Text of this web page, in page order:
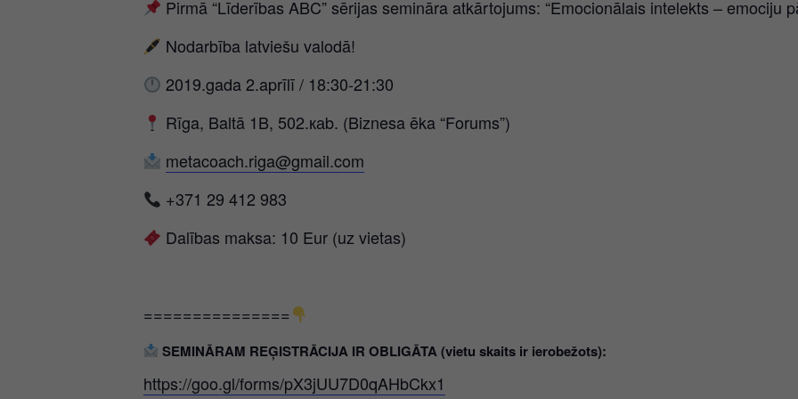
Pirmā “Līderības ABC” sērijas semināra atkārtojums: “Emocionālais intelekts – emociju
Nodarbība latviešu valodā!
2019.gada 2.aprīlī / 18:30-21:30
Rīga, Baltā 1B, 502.каb. (Biznesa ēka “Forums”)
metacoach.riga@gmail.com
+371 29 412 983
Dalības maksa: 10 Eur (uz vietas)
===============
SEMINĀRAM REĢISTRĀCIJA IR OBLIGĀTA (vietu skaits ir ierobežots):
https://goo.gl/forms/pX3jUU7D0qAHbCkx1